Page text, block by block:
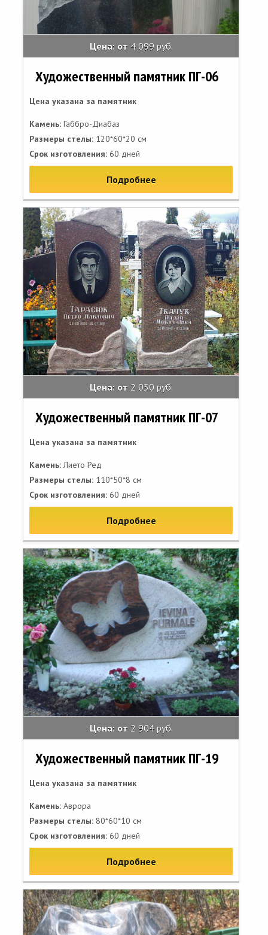
Цена: от 4 099 руб.
Художественный памятник ПГ-06
Цена указана за памятник
Камень: Габбро-Диабаз
Размеры стелы: 120*60*20 см
Срок изготовления: 60 дней
Подробнее
Цена: от 2 050 руб.
Художественный памятник ПГ-07
Цена указана за памятник
Камень:Лието Ред
Размеры стелы: 110*50*8 см
Срок изготовления: 60 дней
Подробнее
Цена: от 2 904 руб.
Художественный памятник ПГ-19
Цена указана за памятник
Камень: Аврора
Размеры стелы: 80*60*10 см
Срок изготовления: 60 дней
Подробнее